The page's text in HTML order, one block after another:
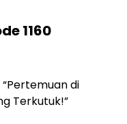
1160
“Pertemuan di
Terkutuk!”